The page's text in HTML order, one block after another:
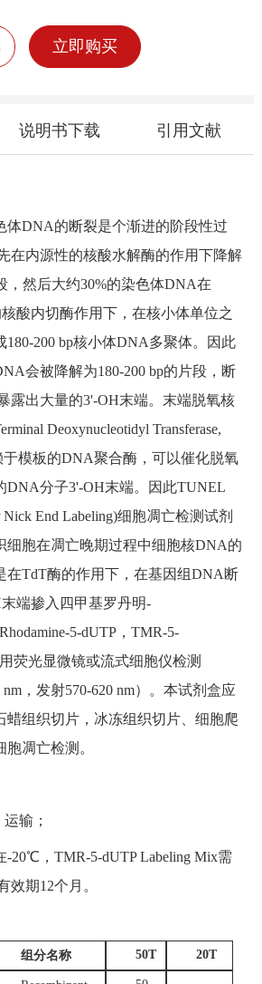
立即购买
说明书下载 引用文献
体DNA的断裂是个渐进的阶段性过
在内源性的核酸水解酶的作用下降解
，然后大约30%的染色体DNA在
酸内切酶作用下，在核小体单位之
180-200 bp核小体DNA多聚体。因此
会被降解为180-200 bp的片段，断
露出大量的3'-OH末端。末端脱氧核
Deoxynucleotidyl Transferase,
模板的DNA聚合酶，可以催化脱氧
DNA分子3'-OH末端。因此TUNEL
Nick End Labeling)细胞凋亡检测试剂
细胞在凋亡晚期过程中细胞核DNA的
在TdT酶的作用下，在基因组DNA断
端掺入四甲基罗丹明-
5-dUTP，TMR-5-
荧光显微镜或流式细胞仪检测
nm，发射570-620 nm）。本试剂盒应
蜡组织切片，冰冻组织切片、细胞爬
凋亡检测。
输；
-20℃，TMR-5-dUTP Labeling Mix需
期12个月。
组分名称 50T 20T